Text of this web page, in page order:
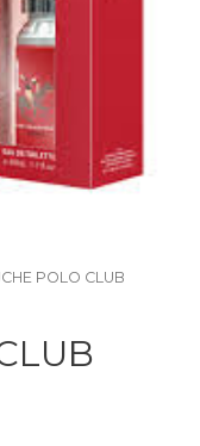
POLO CLUB